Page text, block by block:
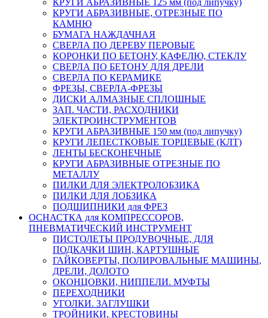
КРУГИ АБРАЗИВНЫЕ, ОТРЕЗНЫЕ ПО
КАМНЮ
БУМАГА НАЖДАЧНАЯ
СВЕРЛА ПО ДЕРЕВУ ПЕРОВЫЕ
КОРОНКИ ПО БЕТОНУ, КАФЕЛЮ, СТЕКЛУ
СВЕРЛА ПО БЕТОНУ ДЛЯ ДРЕЛИ
СВЕРЛА ПО КЕРАМИКЕ
ФРЕЗЫ, СВЕРЛА-ФРЕЗЫ
ДИСКИ АЛМАЗНЫЕ СПЛОШНЫЕ
ЗАП. ЧАСТИ, РАСХОДНИКИ
ЭЛЕКТРОИНСТРУМЕНТОВ
КРУГИ АБРАЗИВНЫЕ 150 мм (под липучку)
КРУГИ ЛЕПЕСТКОВЫЕ ТОРЦЕВЫЕ (КЛТ)
ЛЕНТЫ БЕСКОНЕЧНЫЕ
КРУГИ АБРАЗИВНЫЕ ОТРЕЗНЫЕ ПО
МЕТАЛЛУ
ПИЛКИ ДЛЯ ЭЛЕКТРОЛОБЗИКА
ПИЛКИ ДЛЯ ЛОБЗИКА
ПОДШИПНИКИ для ФРЕЗ
ОСНАСТКА для КОМПРЕССОРОВ,
ПНЕВМАТИЧЕСКИЙ ИНСТРУМЕНТ
ПИСТОЛЕТЫ ПРОДУВОЧНЫЕ, ДЛЯ
ПОДКАЧКИ ШИН, КАРТУШНЫЕ
ГАЙКОВЕРТЫ, ПОЛИРОВАЛЬНЫЕ МАШИНЫ,
ДРЕЛИ, ДОЛОТО
ОКОНЦОВКИ, НИППЕЛИ. МУФТЫ
ПЕРЕХОДНИКИ
УГОЛКИ. ЗАГЛУШКИ
ТРОЙНИКИ, КРЕСТОВИНЫ